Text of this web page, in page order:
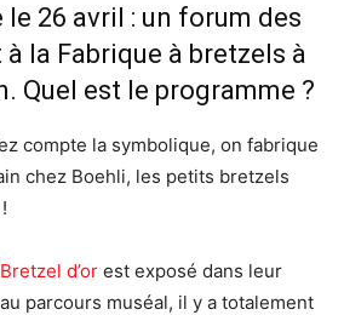
le 26 avril : un forum des
la Fabrique à bretzels à
Quel est le programme ?
compte la symbolique, on fabrique
chez Boehli, les petits bretzels
Bretzel d’or est exposé dans leur
parcours muséal, il y a totalement